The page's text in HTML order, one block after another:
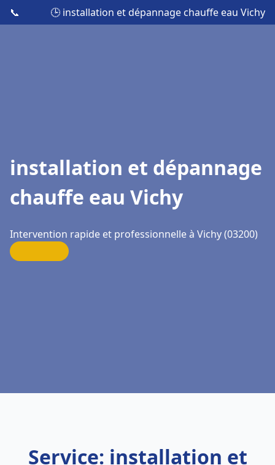
📞 🕒 installation et dépannage chauffe eau Vichy
installation et dépannage
chauffe eau Vichy
Intervention rapide et professionnelle à Vichy (03200)
Service: installation et